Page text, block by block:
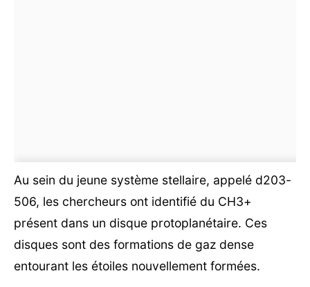
Au sein du jeune système stellaire, appelé d203-
506, les chercheurs ont identifié du CH3+
présent dans un disque protoplanétaire. Ces
disques sont des formations de gaz dense
entourant les étoiles nouvellement formées.